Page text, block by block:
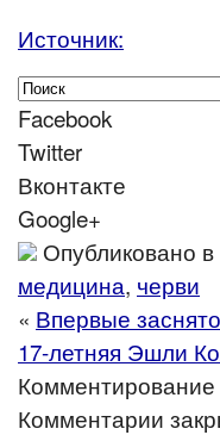
Источник:
Facebook
Twitter
Вконтакте
Google+
Опубликовано в
медицина, черви
« Впервые
17-летняя Эшли
Комментарии